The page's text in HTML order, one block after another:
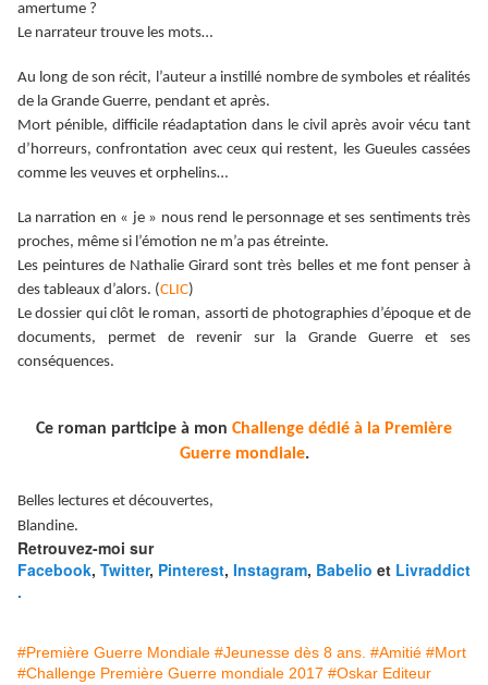
amertume ?
Le narrateur trouve les mots…
Au long de son récit, l’auteur a instillé nombre de symboles et réalités
de la Grande Guerre, pendant et après.
Mort pénible, difficile réadaptation dans le civil après avoir vécu tant
d’horreurs, confrontation avec ceux qui restent, les Gueules cassées
comme les veuves et orphelins…
La narration en « je » nous rend le personnage et ses sentiments très
proches, même si l’émotion ne m’a pas étreinte.
Les peintures de Nathalie Girard sont très belles et me font penser à
des tableaux d’alors. (CLIC)
Le dossier qui clôt le roman, assorti de photographies d’époque et de
documents, permet de revenir sur la Grande Guerre et ses
conséquences.
Ce roman participe à mon Challenge dédié à la Première
Guerre mondiale.
Belles lectures et découvertes,
Blandine.
Retrouvez-moi sur
Facebook, Twitter, Pinterest, Instagram, Babelio et Livraddict
.
#Première Guerre Mondiale #Jeunesse dès 8 ans. #Amitié #Mort
#Challenge Première Guerre mondiale 2017 #Oskar Editeur